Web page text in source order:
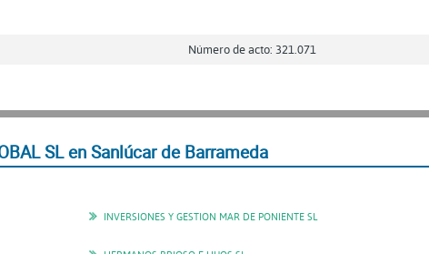
Número de acto: 321.071
SL en Sanlúcar de Barrameda
INVERSIONES Y GESTION MAR DE PONIENTE SL